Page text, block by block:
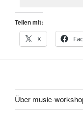
Teilen mit:
X
Über music-